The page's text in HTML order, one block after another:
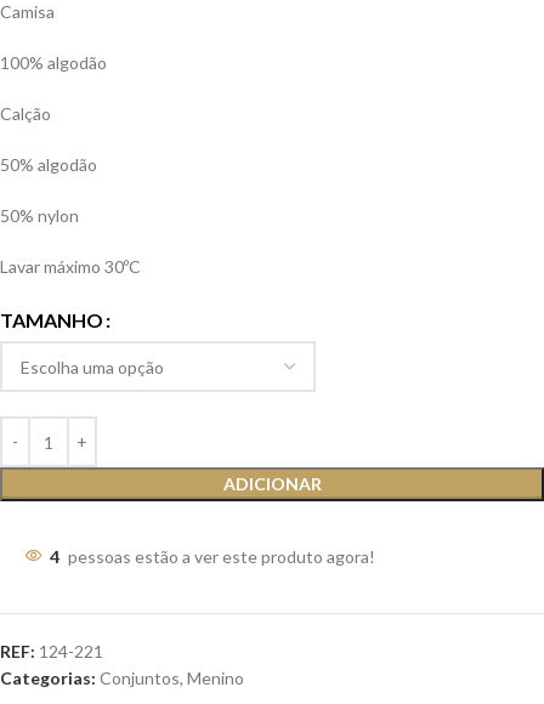
Camisa
100% algodão
Calção
50% algodão
50% nylon
Lavar máximo 30ºC
TAMANHO
ADICIONAR
4 pessoas estão a ver este produto agora!
REF: 124-221
Categorias: Conjuntos, Menino